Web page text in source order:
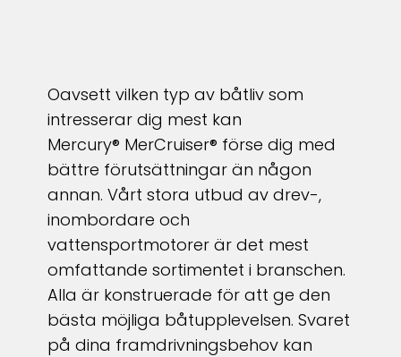
Oavsett vilken typ av båtliv som
intresserar dig mest kan
Mercury® MerCruiser® förse dig med
bättre förutsättningar än någon
annan. Vårt stora utbud av drev-,
inombordare och
vattensportmotorer är det mest
omfattande sortimentet i branschen.
Alla är konstruerade för att ge den
bästa möjliga båtupplevelsen. Svaret
på dina framdrivningsbehov kan